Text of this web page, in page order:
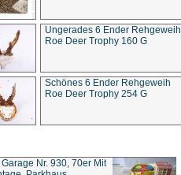
Ungerades 6 Ender Rehgeweih
Roe Deer Trophy 160 G
Schönes 6 Ender Rehgeweih
Roe Deer Trophy 254 G
Nr. 930, 70er Mit